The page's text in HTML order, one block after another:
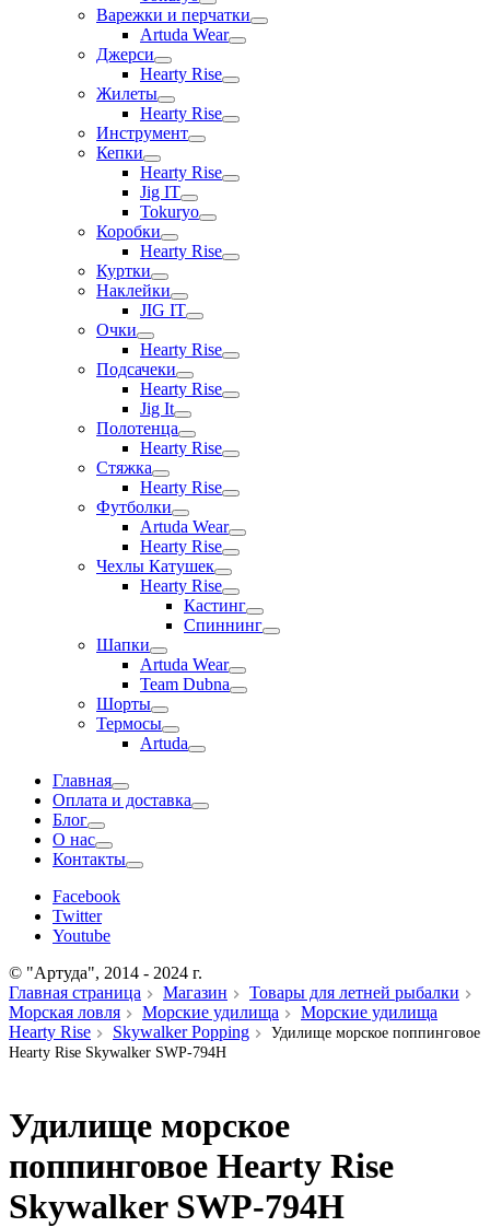
Варежки и перчатки
Artuda Wear
Джерси
Hearty Rise
Жилеты
Hearty Rise
Инструмент
Кепки
Hearty Rise
Jig IT
Tokuryo
Коробки
Hearty Rise
Куртки
Наклейки
JIG IT
Очки
Hearty Rise
Подсачеки
Hearty Rise
Jig It
Полотенца
Hearty Rise
Стяжка
Hearty Rise
Футболки
Artuda Wear
Hearty Rise
Чехлы Катушек
Hearty Rise
Кастинг
Спиннинг
Шапки
Artuda Wear
Team Dubna
Шорты
Термосы
Artuda
Главная
Оплата и доставка
Блог
О нас
Контакты
Facebook
Twitter
Youtube
© "Артуда", 2014 - 2024 г.
Главная страница
Магазин
Товары для летней рыбалки
Морская ловля
Морские удилища
Морские удилища
Hearty Rise
Skywalker Popping
Удилище морское поппинговое
Hearty Rise Skywalker SWP-794H
Удилище морское
поппинговое Hearty Rise
Skywalker SWP-794H